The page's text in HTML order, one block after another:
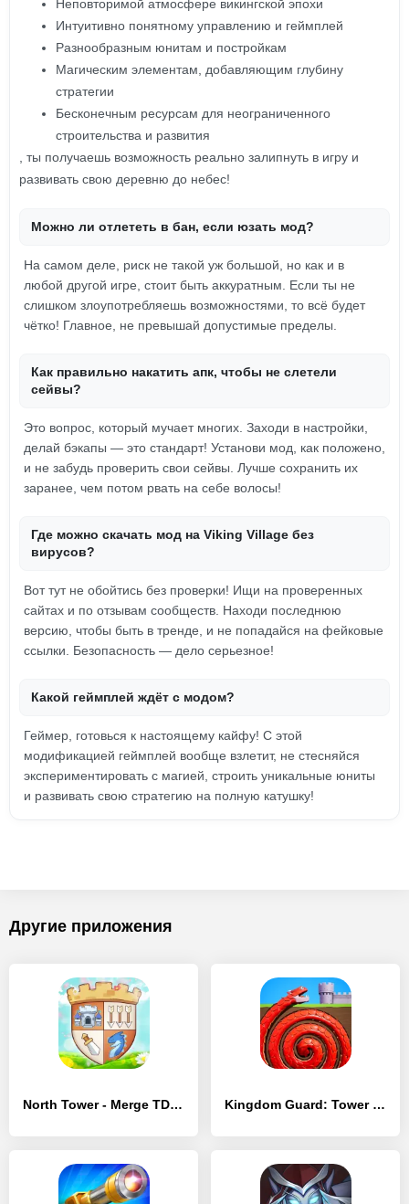
Неповторимой атмосфере викингской эпохи
Интуитивно понятному управлению и геймплей
Разнообразным юнитам и постройкам
Магическим элементам, добавляющим глубину
стратегии
Бесконечным ресурсам для неограниченного
строительства и развития
, ты получаешь возможность реально залипнуть в игру и
развивать свою деревню до небес!
Можно ли отлететь в бан, если юзать мод?
На самом деле, риск не такой уж большой, но как и в
любой другой игре, стоит быть аккуратным. Если ты не
слишком злоупотребляешь возможностями, то всё будет
чётко! Главное, не превышай допустимые пределы.
Как правильно накатить апк, чтобы не слетели
сейвы?
Это вопрос, который мучает многих. Заходи в настройки,
делай бэкапы — это стандарт! Установи мод, как положено,
и не забудь проверить свои сейвы. Лучше сохранить их
заранее, чем потом рвать на себе волосы!
Где можно скачать мод на Viking Village без
вирусов?
Вот тут не обойтись без проверки! Ищи на проверенных
сайтах и по отзывам сообществ. Находи последнюю
версию, чтобы быть в тренде, и не попадайся на фейковые
ссылки. Безопасность — дело серьезное!
Какой геймплей ждёт с модом?
Геймер, готовься к настоящему кайфу! С этой
модификацией геймплей вообще взлетит, не стесняйся
экспериментировать с магией, строить уникальные юниты
и развивать свою стратегию на полную катушку!
Другие приложения
North Tower - Merge TD Defense Kingdom Guard: Tower Defense